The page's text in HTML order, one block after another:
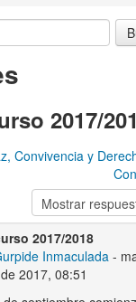
2017/
Convivencia y
2017/2018
Inmaculada -
2017, 08:51